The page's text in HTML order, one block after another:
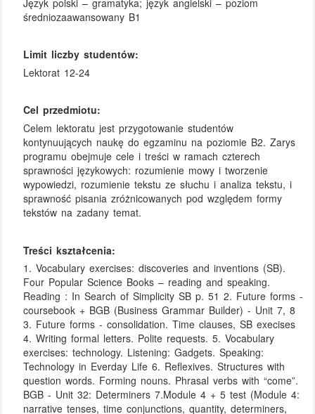
średniozaawansowany B1
Limit liczby studentów:
Lektorat 12-24
Cel przedmiotu:
Celem lektoratu jest przygotowanie studentów
kontynuujących naukę do egzaminu na poziomie B2. Zarys
programu obejmuje cele i treści w ramach czterech
sprawności językowych: rozumienie mowy i tworzenie
wypowiedzi, rozumienie tekstu ze słuchu i analiza tekstu, i
sprawność pisania zróżnicowanych pod względem formy
tekstów na zadany temat.
Treści kształcenia:
1. Vocabulary exercises: discoveries and inventions (SB).
Four Popular Science Books – reading and speaking.
Reading : In Search of Simplicity SB p. 51 2. Future forms -
coursebook + BGB (Business Grammar Builder) - Unit 7, 8
3. Future forms - consolidation. Time clauses, SB execises
4. Writing formal letters. Polite requests. 5. Vocabulary
exercises: technology. Listening: Gadgets. Speaking:
Technology in Everday Life 6. Reflexives. Structures with
question words. Forming nouns. Phrasal verbs with “come”.
BGB - Unit 32: Determiners 7.Module 4 + 5 test (Module 4:
narrative tenses, time conjunctions, quantity, determiners,